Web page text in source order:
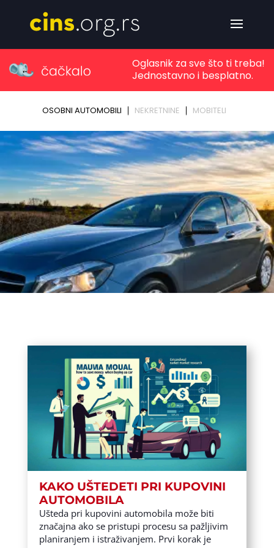
KAKO UŠTEDETI PRI KUPOVINI
AUTOMOBILA
Ušteda pri kupovini automobila može biti
značajna ako se pristupi procesu sa pažljivim
planiranjem i istraživanjem. Prvi korak je